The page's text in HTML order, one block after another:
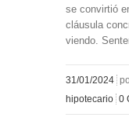
se convirtió
cláusula
viendo.
31/01/2024
hipotecario 0